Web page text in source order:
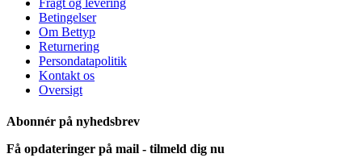
Betingelser
Om Bettyp
Returnering
Persondatapolitik
Kontakt os
Oversigt
Abonnér på nyhedsbrev
Få opdateringer på mail - tilmeld dig nu